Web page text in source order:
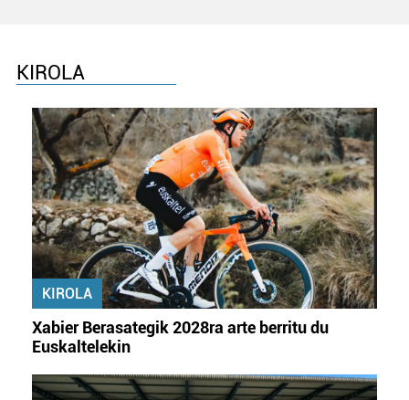
KIROLA
KIROLA
Xabier Berasategik 2028ra arte berritu du
Euskaltelekin